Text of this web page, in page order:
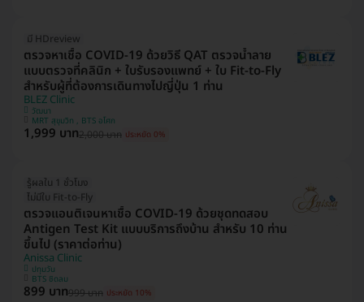
มี HDreview
ตรวจหาเชื้อ COVID-19 ด้วยวิธี QAT ตรวจน้ำลาย
แบบตรวจที่คลินิก + ใบรับรองแพทย์ + ใบ Fit-to-Fly
สำหรับผู้ที่ต้องการเดินทางไปญี่ปุ่น 1 ท่าน
BLEZ Clinic
วัฒนา
MRT สุขุมวิท , BTS อโศก
1,999 บาท2,000 บาท ประหยัด 0%
รู้ผลใน 1 ชั่วโมง
ไม่มีใบ Fit-to-Fly
ตรวจแอนติเจนหาเชื้อ COVID-19 ด้วยชุดทดสอบ
Antigen Test Kit แบบบริการถึงบ้าน สำหรับ 10 ท่าน
ขึ้นไป (ราคาต่อท่าน)
Anissa Clinic
ปทุมวัน
BTS ชิดลม
899 บาท999 บาท ประหยัด 10%